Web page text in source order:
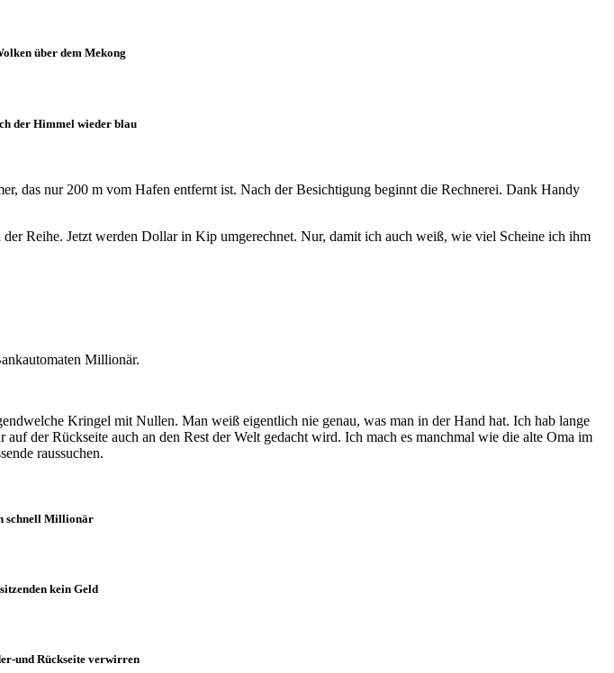
über dem Mekong
der Himmel wieder blau
das nur 200 m vom Hafen entfernt ist. Nach der Besichtigung beginnt die Rechnerei. Dank Handy
Reihe. Jetzt werden Dollar in Kip umgerechnet. Nur, damit ich auch weiß, wie viel Scheine ich ihm
Millionär.
Kringel mit Nullen. Man weiß eigentlich nie genau, was man in der Hand hat. Ich hab lange
der Rückseite auch an den Rest der Welt gedacht wird. Ich mach es manchmal wie die alte Oma im
raussuchen.
schnell Millionär
kein Geld
und Rückseite verwirren